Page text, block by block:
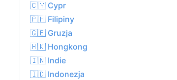
🇨🇾 Cypr
🇵🇭 Filipiny
🇬🇪 Gruzja
🇭🇰 Hongkong
🇮🇳 Indie
🇮🇩 Indonezja